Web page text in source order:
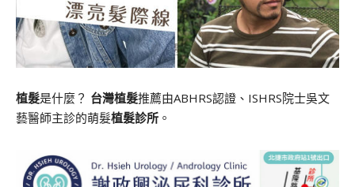
植髮是什麼？ 台灣植髮推薦由ABHRS認證、ISHRS院士吳文
藝醫師主診的萌髮植髮診所 。